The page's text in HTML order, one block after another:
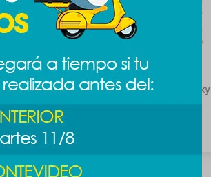
Libreta de notas
$ 99
Set gomas pinky